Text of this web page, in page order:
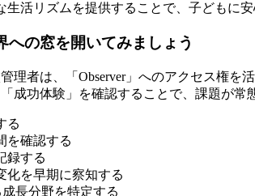
生活リズムを提供することで、子どもに
の窓を開いてみましょう
理者は、「Observer」へのアクセス権
成功体験」を確認することで、課題が
る
を確認する
録する
化を早期に察知する
長分野を特定する